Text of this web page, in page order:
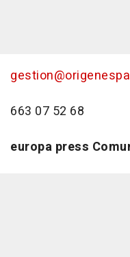
663 07 52 68
europa press